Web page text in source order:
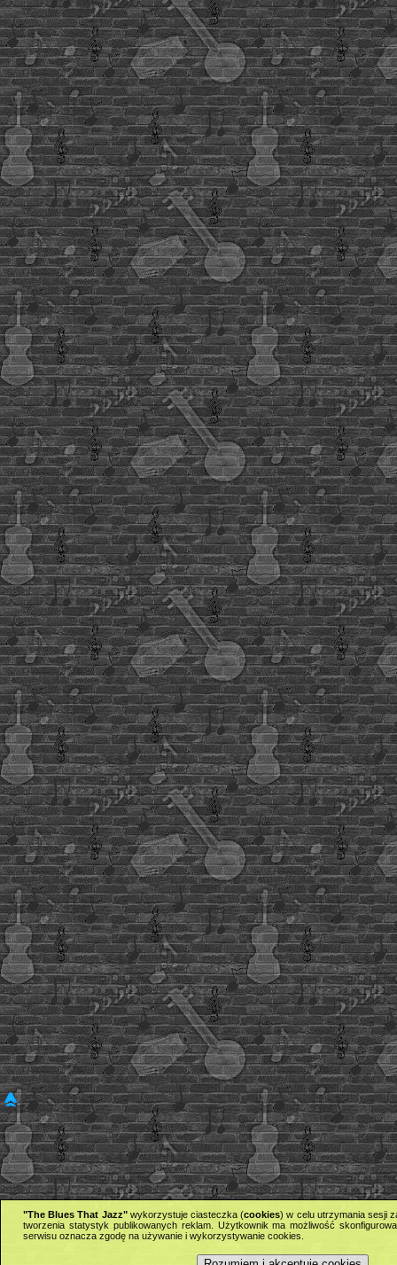
"The Blues That Jazz"wykorzystuje ciasteczka (cookies) w celu utrzymania sesji
tworzenia statystyk publikowanych reklam. Użytkownik ma możliwość
serwisu oznacza zgodę na używanie i wykorzystywanie cookies.